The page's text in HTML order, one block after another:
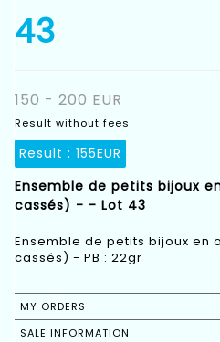
43
150 - 200 EUR
Result without fees
Result : 155EUR
Ensemble de petits bijoux
cassés) - - Lot 43
Ensemble de petits bijoux en
cassés) - PB : 22gr
MY ORDERS
SALE INFORMATION